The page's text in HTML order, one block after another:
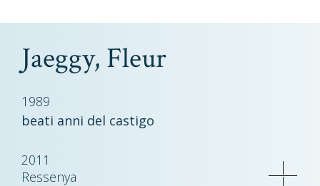
Jaeggy, Fleur
1989
beati anni del castigo
2011
Ressenya